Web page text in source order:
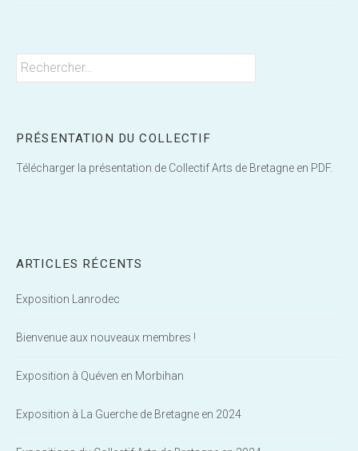
Rechercher :
PRÉSENTATION DU COLLECTIF
Télécharger la présentation de Collectif Arts de Bretagne en PDF.
ARTICLES RÉCENTS
Exposition Lanrodec
Bienvenue aux nouveaux membres !
Exposition à Quéven en Morbihan
Exposition à La Guerche de Bretagne en 2024